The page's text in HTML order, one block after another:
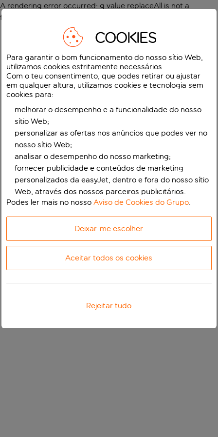
A rendering error occurred: g.value.replaceAll is not a
function
COOKIES
Para garantir o bom funcionamento do nosso sítio Web,
utilizamos cookies estritamente necessários.
Com o teu consentimento, que podes retirar ou ajustar
em qualquer altura, utilizamos cookies e tecnologia sem
cookies para:
melhorar o desempenho e a funcionalidade do nosso
sítio Web;
personalizar as ofertas nos anúncios que podes ver no
nosso sítio Web;
analisar o desempenho do nosso marketing;
fornecer publicidade e conteúdos de marketing
personalizados da easyJet, dentro e fora do nosso sítio
Web, através dos nossos parceiros publicitários.
Podes ler mais no nossoAviso de Cookies do Grupo.
Deixar-me escolher
Aceitar todos os cookies
Rejeitar tudo